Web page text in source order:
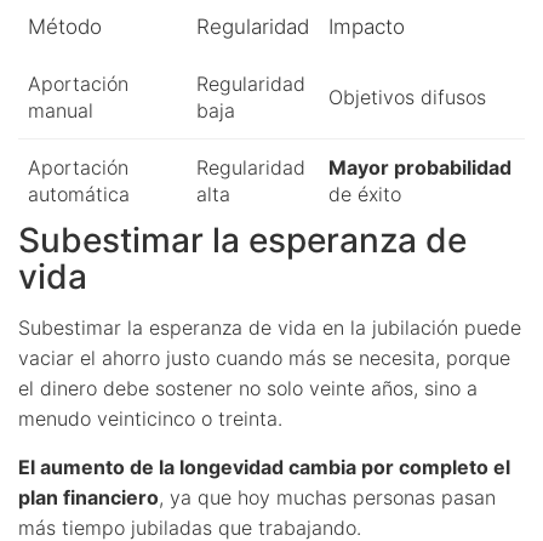
Método Regularidad Impacto
Aportación
manual
Regularidad
baja
Objetivos difusos
Aportación
automática
Regularidad
alta
Mayor probabilidad
de éxito
Subestimar la esperanza de
vida
Subestimar la esperanza de vida en la jubilación puede
vaciar el ahorro justo cuando más se necesita, porque
el dinero debe sostener no solo veinte años, sino a
menudo veinticinco o treinta.
El aumento de la longevidad cambia por completo el
plan financiero, ya que hoy muchas personas pasan
más tiempo jubiladas que trabajando.